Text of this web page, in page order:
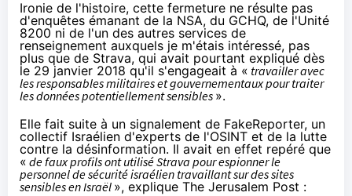
Ironie de l'histoire, cette fermeture ne résulte pas
d'enquêtes émanant de la NSA, du GCHQ, de l'Unité
8200 ni de l'un des autres services de
renseignement auxquels je m'étais intéressé, pas
plus que de Strava, qui avait pourtant expliqué dès
le 29 janvier 2018 qu'il s'engageait à « travailler avec
les responsables militaires et gouvernementaux pour traiter
les données potentiellement sensibles ».
Elle fait suite à un signalement de FakeReporter, un
collectif Israélien d'experts de l'OSINT et de la lutte
contre la désinformation. Il avait en effet repéré que
« de faux profils ont utilisé Strava pour espionner le
personnel de sécurité israélien travaillant sur des sites
sensibles en Israël », explique The Jerusalem Post :